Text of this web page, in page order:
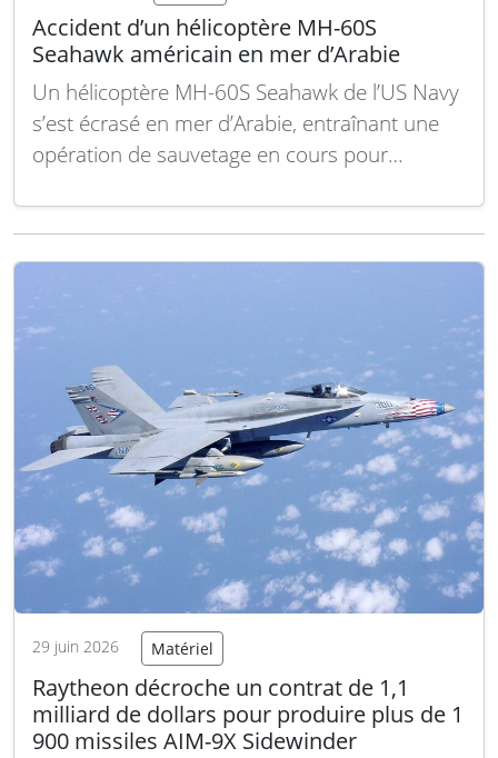
Accident d’un hélicoptère MH-60S
Seahawk américain en mer d’Arabie
Un hélicoptère MH-60S Seahawk de l’US Navy
s’est écrasé en mer d’Arabie, entraînant une
opération de sauvetage en cours pour
risques inhérents aux missions aéronavales
effectuait un vol de routine au-dessus de la…
Lire la suite
29 juin 2026 Matériel
Raytheon décroche un contrat de 1,1
milliard de dollars pour produire plus de 1
900 missiles AIM-9X Sidewinder